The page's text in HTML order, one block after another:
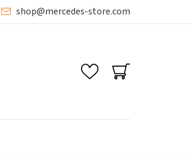
shop@mercedes-store.com
NÁKUPNÍ
KOŠÍK